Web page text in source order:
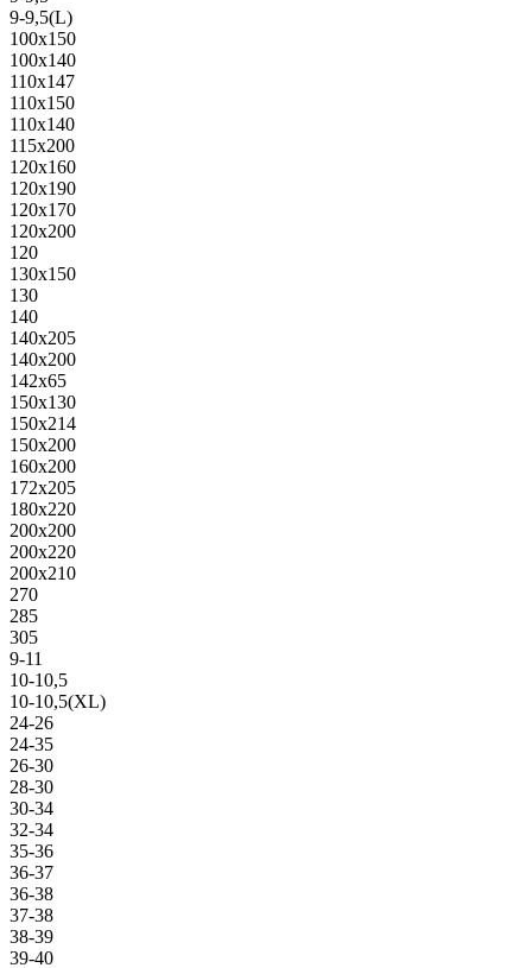
9-9,5(L)
100х150
100х140
110х147
110х150
110х140
115х200
120х160
120х190
120х170
120х200
120
130х150
130
140
140х205
140х200
142х65
150х130
150х214
150х200
160х200
172х205
180х220
200х200
200х220
200х210
270
285
305
9-11
10-10,5
10-10,5(XL)
24-26
24-35
26-30
28-30
30-34
32-34
35-36
36-37
36-38
37-38
38-39
39-40